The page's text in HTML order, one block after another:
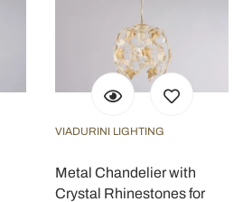
VIADURINI LIGHTING
Metal Chandelier with
Crystal Rhinestones for